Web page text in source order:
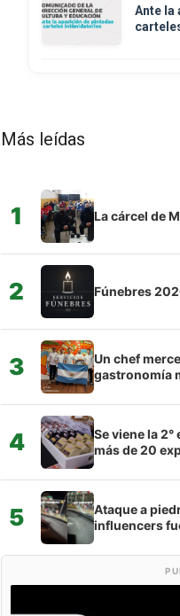
Ante la
Más leídas
1 La cárcel de
2 Fúnebres
3
Un chef
gastronomía
4
Se viene la
más de 20
5
Ataque a
influencers